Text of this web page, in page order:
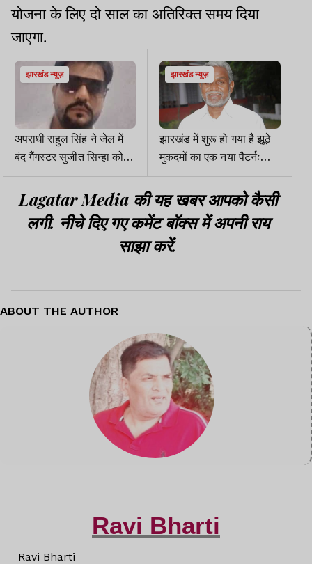
योजना के लिए दो साल का अतिरिक्त समय दिया
जाएगा.
झारखंड न्यूज़
अपराधी राहुल सिंह ने जेल में
बंद गैंगस्टर सुजीत सिन्हा को
सोशल मीडिया पर दी धमकी
झारखंड न्यूज़
झारखंड में शुरू हो गया है झूठे
मुकदमों का एक नया पैटर्नः
चंपाई सोरेन
Lagatar Media की यह खबर आपको कैसी
लगी. नीचे दिए गए कमेंट बॉक्स में अपनी राय
साझा करें.
ABOUT THE AUTHOR
Ravi Bharti
Ravi Bharti